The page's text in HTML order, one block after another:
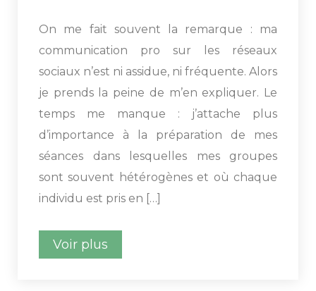
On me fait souvent la remarque : ma
communication pro sur les réseaux
ociaux n’est ni assidue, ni fréquente. Alors
je prends la peine de m’en expliquer. Le
temps me manque : j’attache plus
d’importance à la préparation de mes
éances dans lesquelles mes groupes
ont souvent hétérogènes et où chaque
individu est pris en […]
Voir plu